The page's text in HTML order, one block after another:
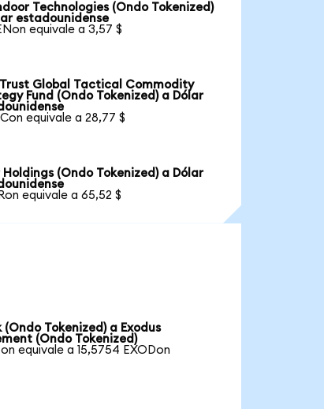
Technologies (Ondo Tokenized)
estadounidense
equivale a 3,57 $
Trust Global Tactical Commodity
Fund (Ondo Tokenized) a Dólar
equivale a 28,77 $
Holdings (Ondo Tokenized) a Dólar
equivale a 65,52 $
(Ondo Tokenized) a Exodus
(Ondo Tokenized)
equivale a 15,5754 EXODon